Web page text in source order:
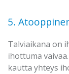
5.
Talviaikana on
ihottuma
kautta yhteys